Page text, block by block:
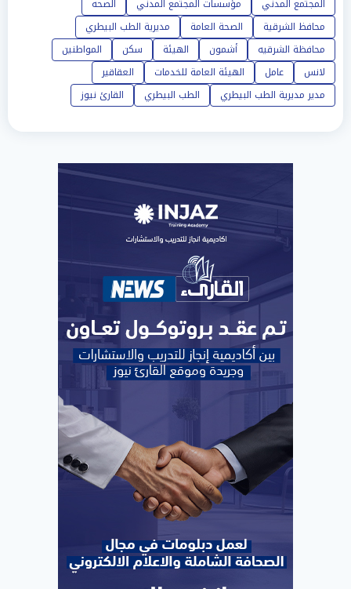
المجتمع المدني مؤسسات المجتمع المدني
الصحه
محافظ الشرقية
الصحة العامة
مديرية الطب البيطري
محافظة الشرقيه
أشمون الهيئة سكن
المواطنين
لانس
عامل الهيئة العامة للخدمات
العقاقير
مدير مديرية الطب البيطري
الطب البيطري القارئ نيوز